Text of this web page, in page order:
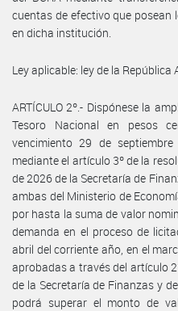
cuentas de efectivo que
en dicha institución.
Ley aplicable: ley de la República
ARTÍCULO 2º.- Dispónese la
Tesoro Nacional en pesos
vencimiento 29 de
mediante el artículo 3º de la
de 2026 de la Secretaría de
ambas del Ministerio de
por hasta la suma de valor
demanda en el proceso de
abril del corriente año, en el
aprobadas a través del artículo
de la Secretaría de Finanzas y
podrá superar el monto de